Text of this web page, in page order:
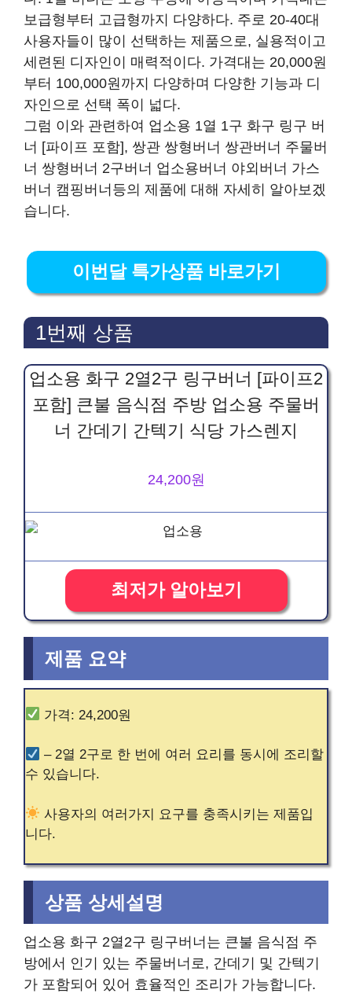
보급형부터 고급형까지 다양하다. 주로 20-40대
사용자들이 많이 선택하는 제품으로, 실용적이고
세련된 디자인이 매력적이다. 가격대는 20,000원
부터 100,000원까지 다양하며 다양한 기능과 디
자인으로 선택 폭이 넓다.
그럼 이와 관련하여 업소용 1열 1구 화구 링구 버
너 [파이프 포함], 쌍관 쌍형버너 쌍관버너 주물버
너 쌍형버너 2구버너 업소용버너 야외버너 가스
버너 캠핑버너등의 제품에 대해 자세히 알아보겠
습니다.
이번달 특가상품 바로가기
1번째 상품
업소용 화구 2열2구 링구버너 [파이프2
포함] 큰불 음식점 주방 업소용 주물버
너 간데기 간텍기 식당 가스렌지
24,200원
최저가 알아보기
제품 요약
가격: 24,200원
– 2열 2구로 한 번에 여러 요리를 동시에 조리할
수 있습니다.
사용자의 여러가지 요구를 충족시키는 제품입
니다.
상품 상세설명
업소용 화구 2열2구 링구버너는 큰불 음식점 주
방에서 인기 있는 주물버너로, 간데기 및 간텍기
가 포함되어 있어 효율적인 조리가 가능합니다.